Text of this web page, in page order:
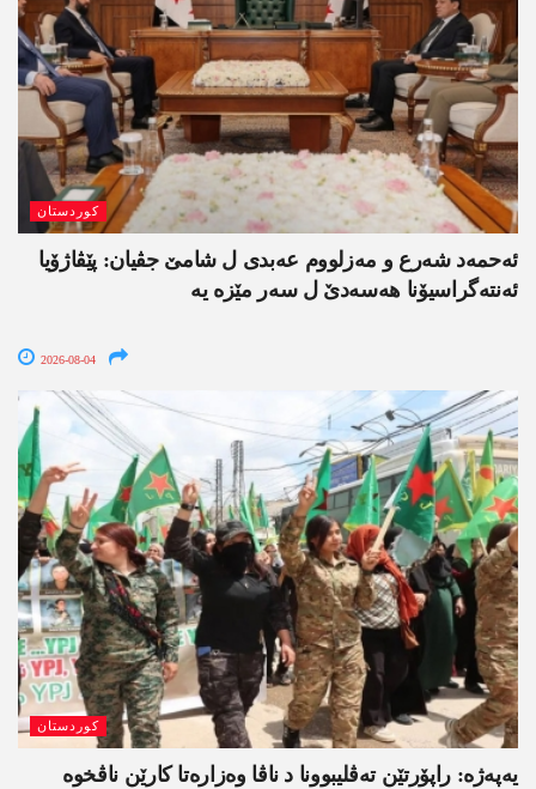
کوردستان
ئەحمەد شەرع و مەزلووم عەبدی ل شامێ جڤیان: پێڤاژۆیا
ئەنتەگراسیۆنا ھەسەدێ ل سەر مێزە یە
2026-08-04
کوردستان
یەپەژە: راپۆرتێن تەڤلیبوونا د ناڤا وەزارەتا کارێن ناڤخوە